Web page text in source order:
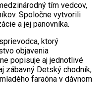
tím vedcov,
Spoločne vytvorili
a jej panovníka.
ktorý
objavenia
popisuje aj jednotlivé
zábavný Detský chodník,
faraóna v dávnom